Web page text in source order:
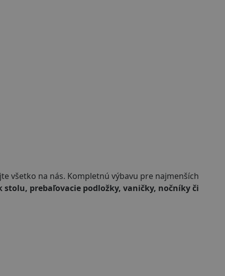
všetko na nás. Kompletnú výbavu pre najmenších
prebaľovacie podložky, vaničky, nočníky či